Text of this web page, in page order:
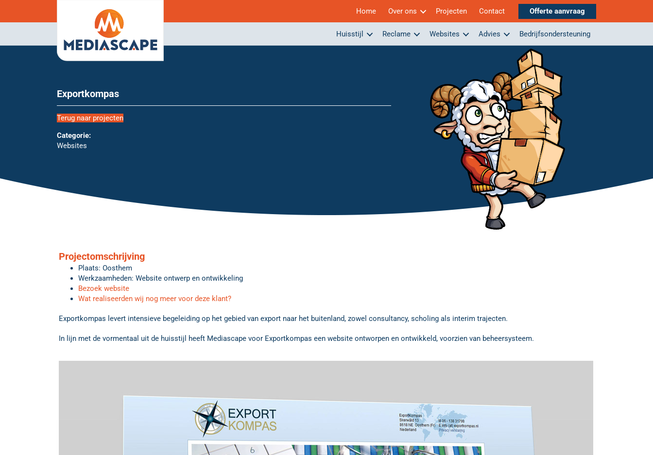
Home Over ons Projecten Contact Offerte aanvraag
Huisstijl Reclame Websites Advies Bedrijfsondersteuning
Exportkompas
Terug naar projecten
Categorie:
Websites
Projectomschrijving
Plaats: Oosthem
Werkzaamheden: Website ontwerp en ontwikkeling
Bezoek website
Wat realiseerden wij nog meer voor deze klant?
Exportkompas levert intensieve begeleiding op het gebied van export naar het buitenland, zowel consultancy, scholing als interim trajecten.
In lijn met de vormentaal uit de huisstijl heeft Mediascape voor Exportkompas een website ontworpen en ontwikkeld, voorzien van beheersysteem.